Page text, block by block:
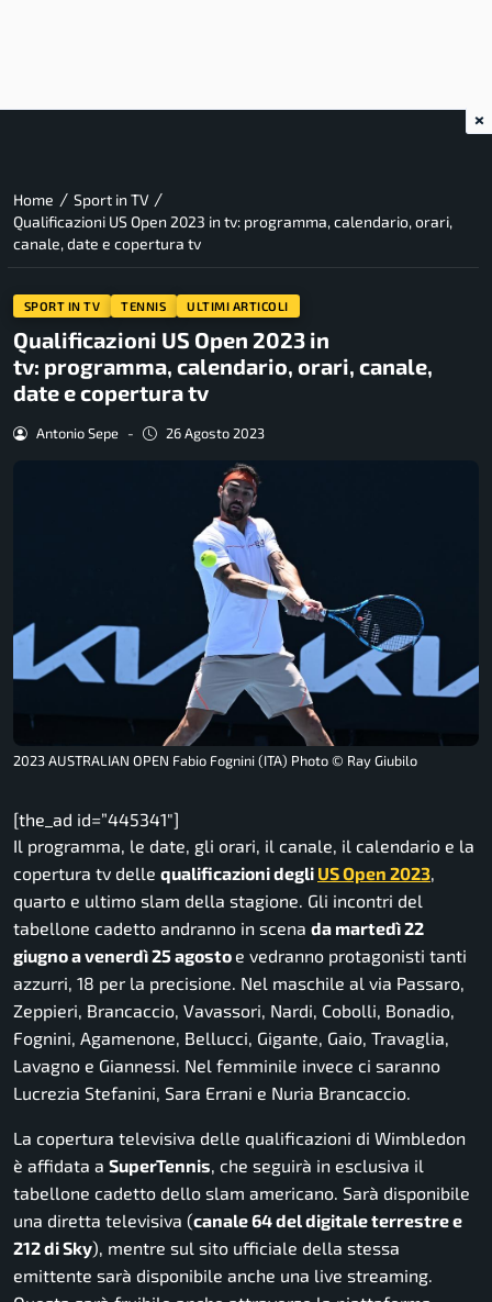
Home / Sport in TV /
Qualificazioni US Open 2023 in tv: programma, calendario, orari,
canale, date e copertura tv
SPORT IN TV TENNIS ULTIMI ARTICOLI
Qualificazioni US Open 2023 in
tv: programma, calendario, orari, canale,
date e copertura tv
Antonio Sepe - 26 Agosto 2023
2023 AUSTRALIAN OPEN Fabio Fognini (ITA) Photo © Ray Giubilo
[the_ad id=”445341″]
Il programma, le date, gli orari, il canale, il calendario e la
copertura tv delle qualificazioni degli US Open 2023,
quarto e ultimo slam della stagione. Gli incontri del
tabellone cadetto andranno in scena da martedì 22
giugno a venerdì 25 agostoe vedranno protagonisti tanti
azzurri, 18 per la precisione. Nel maschile al via Passaro,
Zeppieri, Brancaccio, Vavassori, Nardi, Cobolli, Bonadio,
Fognini, Agamenone, Bellucci, Gigante, Gaio, Travaglia,
Lavagno e Giannessi. Nel femminile invece ci saranno
Lucrezia Stefanini, Sara Errani e Nuria Brancaccio.
La copertura televisiva delle qualificazioni di Wimbledon
è affidata a SuperTennis, che seguirà in esclusiva il
tabellone cadetto dello slam americano. Sarà disponibile
una diretta televisiva (canale 64 del digitale terrestre e
212 di Sky), mentre sul sito ufficiale della stessa
emittente sarà disponibile anche una live streaming.
×